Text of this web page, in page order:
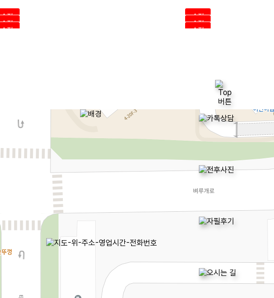
수정
수정
수정
수정
수정 수정